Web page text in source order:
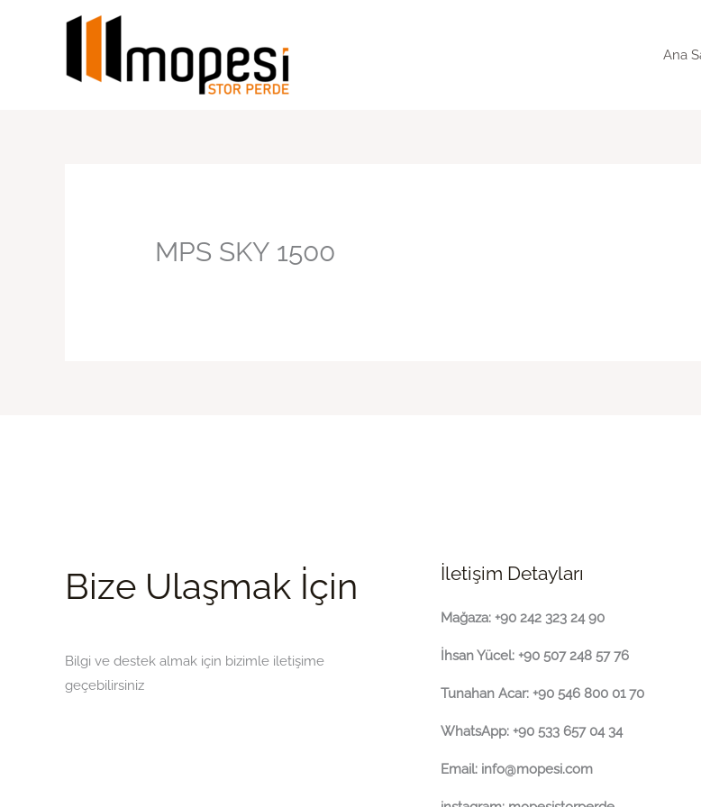
Ana
MPS SKY 1500
Bize Ulaşmak İçin
Bilgi ve destek almak için bizimle iletişime
geçebilirsiniz
İletişim Detayları
Mağaza: +90 242 323 24 90
İhsan Yücel: +90 507 248 57 76
Tunahan Acar: +90 546 800 01 70
WhatsApp: +90 533 657 04 34
Email: info@mopesi.com